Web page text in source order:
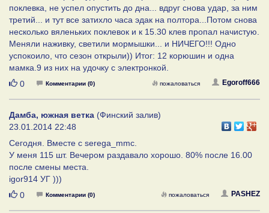
поклевка, не успел опустить до дна... вдруг снова удар, за ним
третий... и тут все затихло часа эдак на полтора...Потом снова
несколько вяленьких поклевок и к 15.30 клев пропал начистую.
Меняли наживку, светили мормышки... и НИЧЕГО!!! Одно
успокоило, что сезон открыли)) Итог: 12 корюшин и одна
мамка.9 из них на удочку с электронкой.
Нравится
0 Комментарии (0) Egoroff666
пожаловаться
Дамба, южная ветка (Финский залив)
23.01.2014 22:48
Сегодня. Вместе с serega_mmc.
У меня 115 шт. Вечером раздавало хорошо. 80% после 16.00
после смены места.
igor914 УГ )))
Нравится
0 Комментарии (0) PASHEZ
пожаловаться